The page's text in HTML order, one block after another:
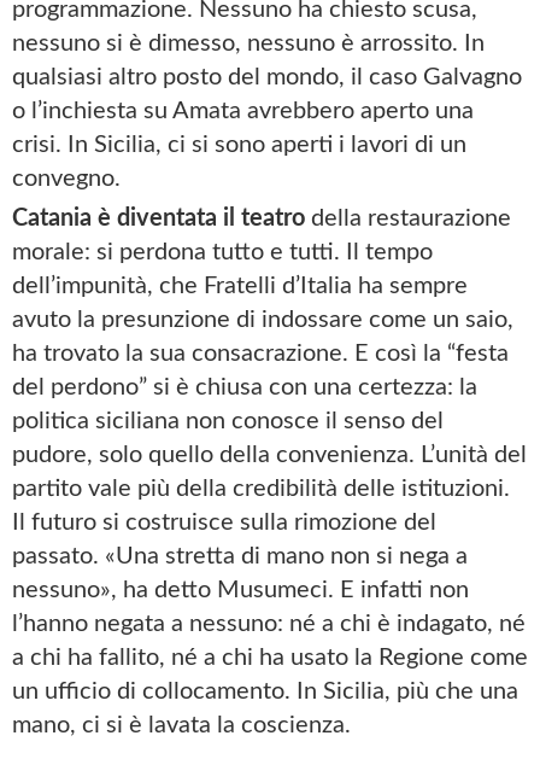
programmazione. Nessuno ha chiesto scusa,
nessuno si è dimesso, nessuno è arrossito. In
qualsiasi altro posto del mondo, il caso Galvagno
o l’inchiesta su Amata avrebbero aperto una
crisi. In Sicilia, ci si sono aperti i lavori di un
convegno.
Catania è diventata il teatro della restaurazione
morale: si perdona tutto e tutti. Il tempo
dell’impunità, che Fratelli d’Italia ha sempre
avuto la presunzione di indossare come un saio,
ha trovato la sua consacrazione. E così la “festa
del perdono” si è chiusa con una certezza: la
politica siciliana non conosce il senso del
pudore, solo quello della convenienza. L’unità del
partito vale più della credibilità delle istituzioni.
Il futuro si costruisce sulla rimozione del
passato. «Una stretta di mano non si nega a
nessuno», ha detto Musumeci. E infatti non
l’hanno negata a nessuno: né a chi è indagato, né
a chi ha fallito, né a chi ha usato la Regione come
un ufficio di collocamento. In Sicilia, più che una
mano, ci si è lavata la coscienza.